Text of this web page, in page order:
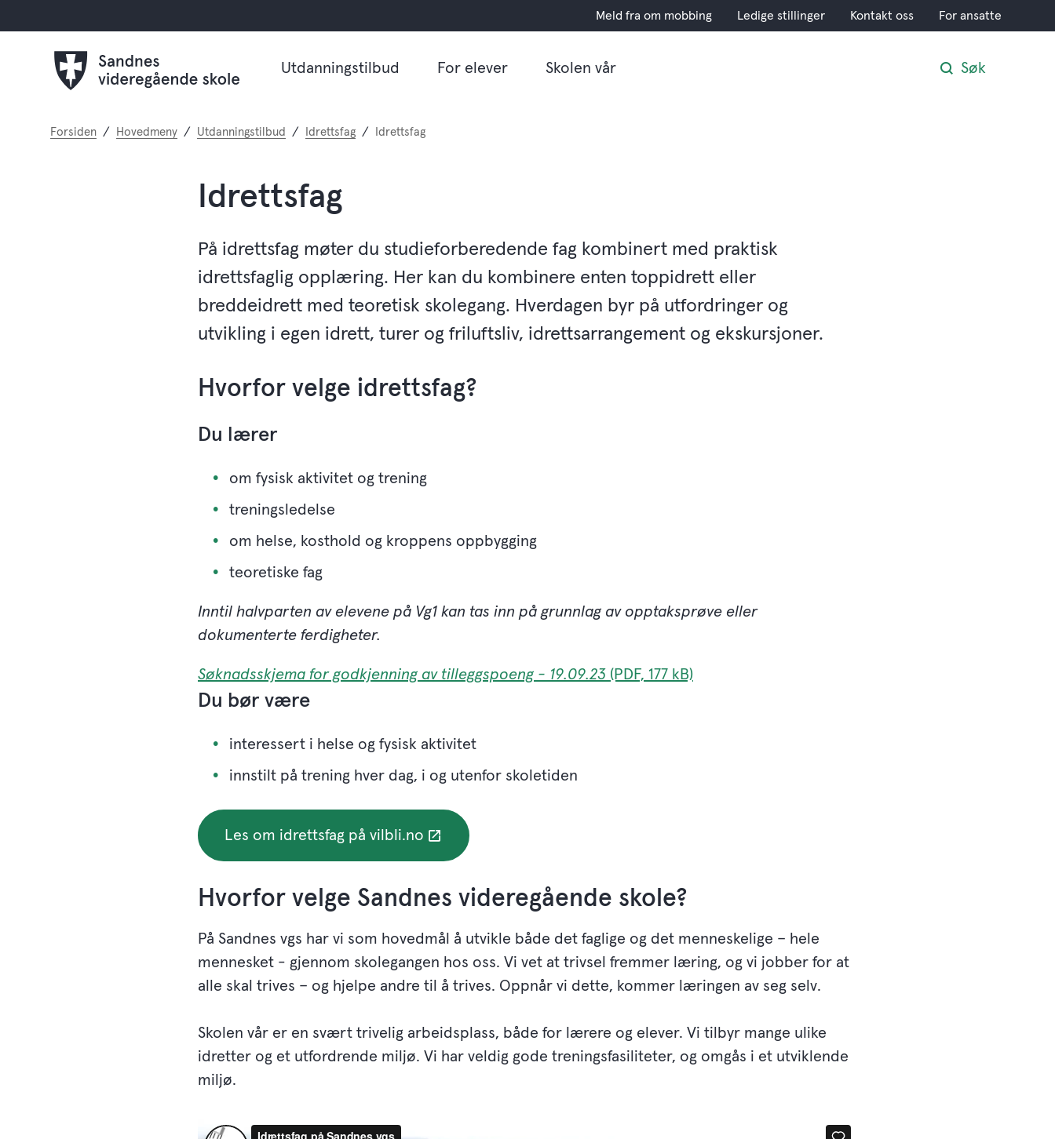
Meld fra om mobbing Ledige stillinger Kontakt oss For ansatte
Utdanningstilbud For elever Skolen vår Søk
Du
Forsiden Hovedmeny Utdanningstilbud Idrettsfag Idrettsfag
Idrettsfag
På idrettsfag møter du studieforberedende fag kombinert med praktisk
idrettsfaglig opplæring. Her kan du kombinere enten toppidrett eller
breddeidrett med teoretisk skolegang. Hverdagen byr på utfordringer og
utvikling i egen idrett, turer og friluftsliv, idrettsarrangement og ekskursjoner.
Hvorfor velge idrettsfag?
Du lærer
om fysisk aktivitet og trening
treningsledelse
om helse, kosthold og kroppens oppbygging
teoretiske fag
Inntil halvparten av elevene på Vg1 kan tas inn på grunnlag av opptaksprøve eller
dokumenterte ferdigheter.
Søknadsskjema for godkjenning av tilleggspoeng - 19.09.23 (PDF, 177 kB)
Du bør være
interessert i helse og fysisk aktivitet
innstilt på trening hver dag, i og utenfor skoletiden
Les om idrettsfag på vilbli.no
Hvorfor velge Sandnes videregående skole?
På Sandnes vgs har vi som hovedmål å utvikle både det faglige og det menneskelige – hele
mennesket - gjennom skolegangen hos oss. Vi vet at trivsel fremmer læring, og vi jobber for at
alle skal trives – og hjelpe andre til å trives. Oppnår vi dette, kommer læringen av seg selv.
Skolen vår er en svært trivelig arbeidsplass, både for lærere og elever. Vi tilbyr mange ulike
idretter og et utfordrende miljø. Vi har veldig gode treningsfasiliteter, og omgås i et utviklende
miljø.